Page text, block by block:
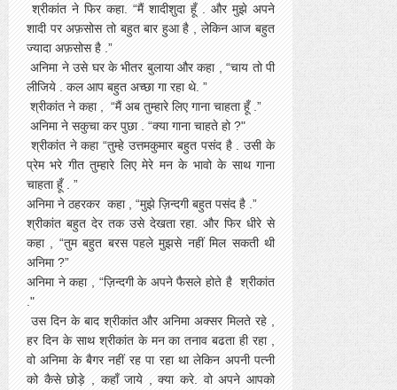
श्रीकांत ने फिर कहा. “मैं शादीशुदा हूँ . और मुझे अपने
शादी पर अफ़सोस तो बहुत बार हुआ है , लेकिन आज बहुत
ज्यादा अफ़सोस है .”
अनिमा ने उसे घर के भीतर बुलाया और कहा , “चाय तो पी
लीजिये . कल आप बहुत अच्छा गा रहा थे. ”
श्रीकांत ने कहा , “मैं अब तुम्हारे लिए गाना चाहता हूँ .”
अनिमा ने सकुचा कर पुछा . “क्या गाना चाहते हो ?"
श्रीकांत ने कहा “तुम्हे उत्तमकुमार बहुत पसंद है . उसी के
प्रेम भरे गीत तुम्हारे लिए मेरे मन के भावो के साथ गाना
चाहता हूँ . ”
अनिमा ने ठहरकर कहा , “मुझे ज़िन्दगी बहुत पसंद है .”
श्रीकांत बहुत देर तक उसे देखता रहा. और फिर धीरे से
कहा , “तुम बहुत बरस पहले मुझसे नहीं मिल सकती थी
अनिमा ?”
अनिमा ने कहा , “ज़िन्दगी के अपने फैसले होते है श्रीकांत
."
उस दिन के बाद श्रीकांत और अनिमा अक्सर मिलते रहे ,
हर दिन के साथ श्रीकांत के मन का तनाव बढता ही रहा ,
वो अनिमा के बैगर नहीं रह पा रहा था लेकिन अपनी पत्नी
को कैसे छोड़े , कहाँ जाये , क्या करे. वो अपने आपको